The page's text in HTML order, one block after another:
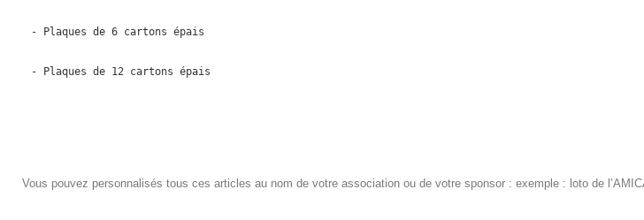
- Plaques de 6 cartons épais
- Plaques de 12 cartons épais
Vous pouvez personnalisés tous ces articles au nom de votre association ou de votre sponsor : exemple : loto de